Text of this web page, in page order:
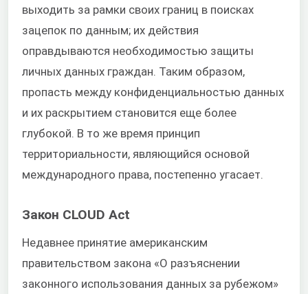
выходить за рамки своих границ в поисках
зацепок по данным; их действия
оправдываются необходимостью защиты
личных данных граждан. Таким образом,
пропасть между конфиденциальностью данных
и их раскрытием становится еще более
глубокой. В то же время принцип
территориальности, являющийся основой
международного права, постепенно угасает.
Закон CLOUD Act
Недавнее принятие американским
правительством закона «О разъяснении
законного использования данных за рубежом»